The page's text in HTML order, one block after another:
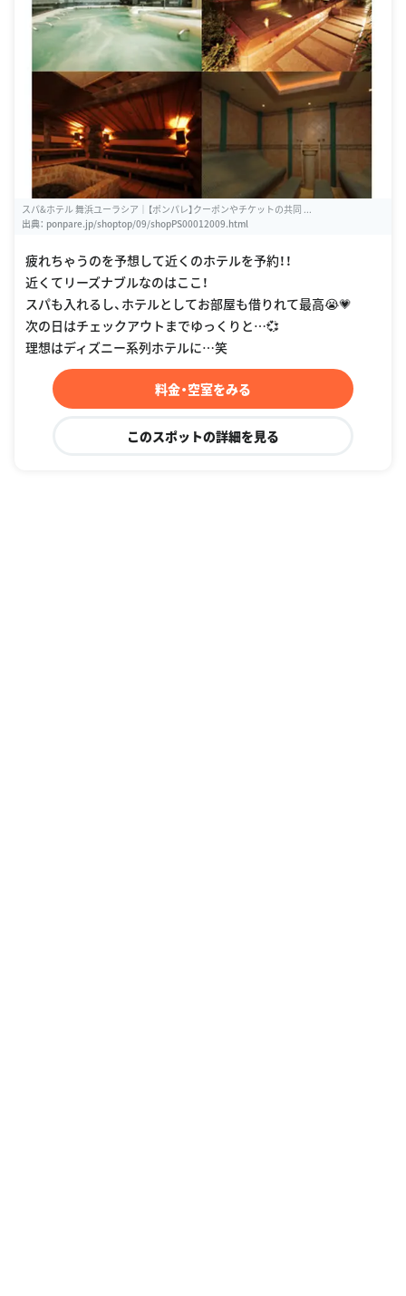
スパ&ホテル 舞浜ユーラシア｜【ポンパレ】クーポンやチケットの共同 ...
出典： ponpare.jp/shoptop/09/shopPS00012009.html
疲れちゃうのを予想して近くのホテルを予約！！
近くてリーズナブルなのはここ！
スパも入れるし、ホテルとしてお部屋も借りれて最高😭💗
次の日はチェックアウトまでゆっくりと…💞
理想はディズニー系列ホテルに…笑
料金・空室をみる
このスポットの詳細を見る